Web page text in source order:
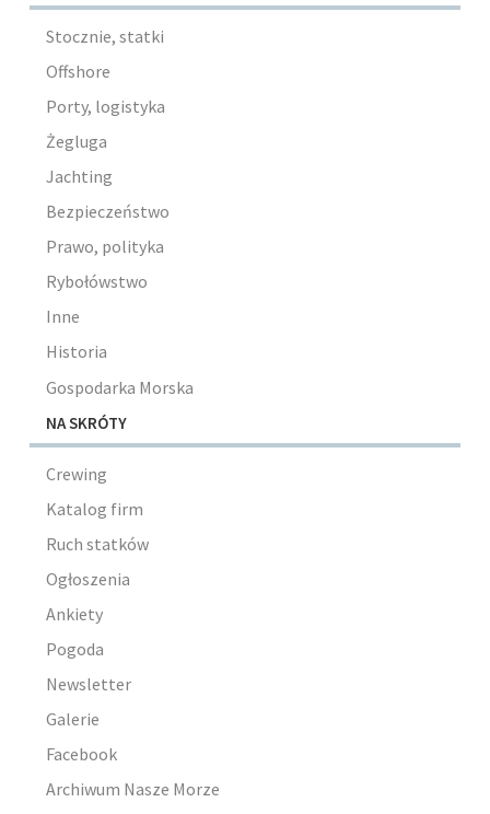
Stocznie, statki
Offshore
Porty, logistyka
Żegluga
Jachting
Bezpieczeństwo
Prawo, polityka
Rybołówstwo
Inne
Historia
Gospodarka Morska
NA SKRÓTY
Crewing
Katalog firm
Ruch statków
Ogłoszenia
Ankiety
Pogoda
Newsletter
Galerie
Facebook
Archiwum Nasze Morze